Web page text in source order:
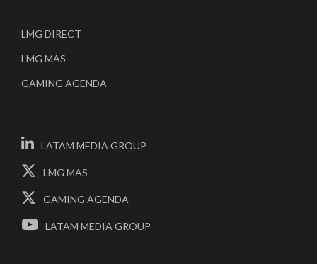
LMG DIRECT
LMG MAS
GAMING AGENDA
LATAM MEDIA GROUP
LMG MAS
GAMING AGENDA
LATAM MEDIA GROUP